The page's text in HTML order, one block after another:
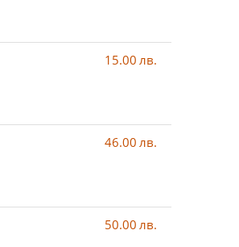
15.00 лв.
46.00 лв.
50.00 лв.